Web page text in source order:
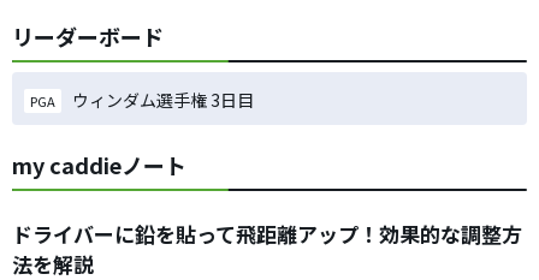
リーダーボード
PGA ウィンダム選手権 3日目
my caddieノート
ドライバーに鉛を貼って飛距離アップ！効果的な調整方
法を解説